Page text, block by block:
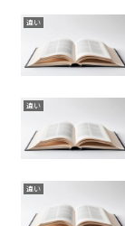
違い
違い
違い